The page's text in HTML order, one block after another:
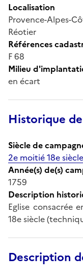
Localisation
Provence-
Réotier
Références
F 68
Milieu
en écart
Historique
Siècle de
2e moitié 18e siècle
Année(s) de(s)
1759
Description
Eglise consacrée
18e siècle
Description